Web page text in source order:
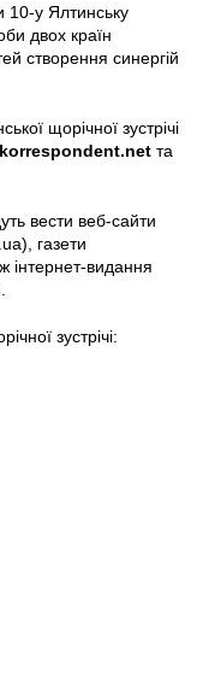
10-у Ялтинську
двох країн
створення синергій
щорічної зустрічі
korrespondent.net та
вести веб-сайти
газети
інтернет-видання
зустрічі: